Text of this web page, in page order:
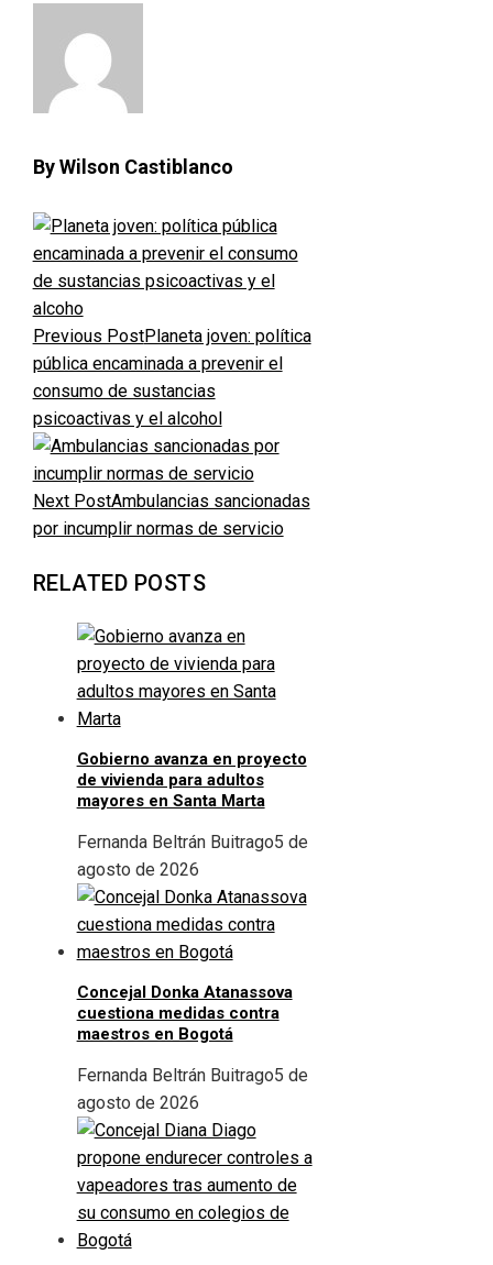
By Wilson Castiblanco
Previous PostPlaneta joven: política
pública encaminada a prevenir el
consumo de sustancias
psicoactivas y el alcohol
Next PostAmbulancias sancionadas
por incumplir normas de servicio
RELATED POSTS
Gobierno avanza en proyecto
de vivienda para adultos
mayores en Santa Marta
Fernanda Beltrán Buitrago5 de
agosto de 2026
Concejal Donka Atanassova
cuestiona medidas contra
maestros en Bogotá
Fernanda Beltrán Buitrago5 de
agosto de 2026